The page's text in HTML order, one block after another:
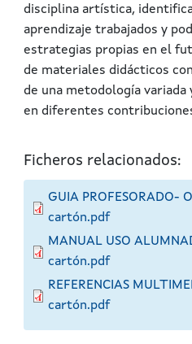
disciplina artística,
aprendizaje trabajados y
estrategias propias en el
de materiales didácticos
de una metodología variada
en diferentes
Ficheros relacionados:
GUIA PROFESORADO-
cartón.pdf
MANUAL USO
cartón.pdf
REFERENCIAS
cartón.pdf